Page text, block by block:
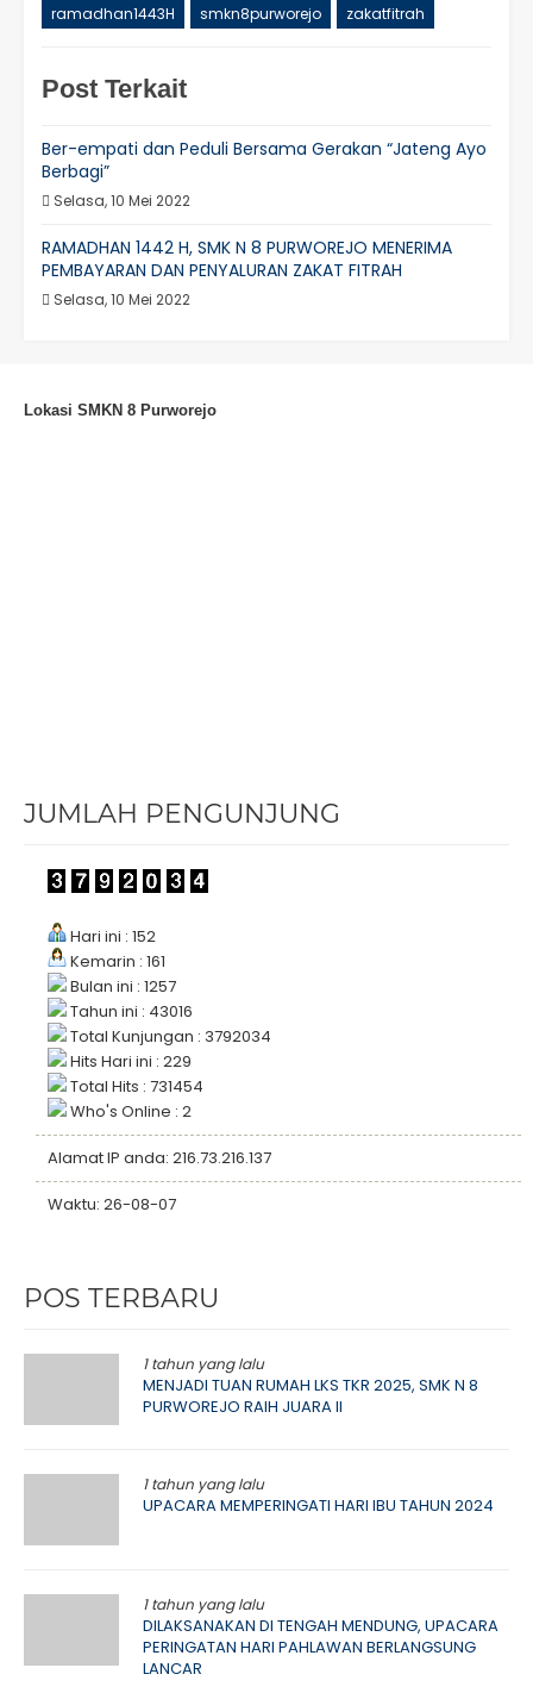
ramadhan1443H smkn8purworejo zakatfitrah
Post Terkait
Ber-empati dan Peduli Bersama Gerakan “Jateng Ayo
Berbagi”
Selasa, 10 Mei 2022
RAMADHAN 1442 H, SMK N 8 PURWOREJO MENERIMA
PEMBAYARAN DAN PENYALURAN ZAKAT FITRAH
Selasa, 10 Mei 2022
Lokasi SMKN 8 Purworejo
JUMLAH PENGUNJUNG
Hari ini : 152
Kemarin : 161
Bulan ini : 1257
Tahun ini : 43016
Total Kunjungan : 3792034
Hits Hari ini : 229
Total Hits : 731454
Who's Online : 2
Alamat IP anda: 216.73.216.137
Waktu: 26-08-07
POS TERBARU
1 tahun yang lalu
MENJADI TUAN RUMAH LKS TKR 2025, SMK N 8
PURWOREJO RAIH JUARA II
1 tahun yang lalu
UPACARA MEMPERINGATI HARI IBU TAHUN 2024
1 tahun yang lalu
DILAKSANAKAN DI TENGAH MENDUNG, UPACARA
PERINGATAN HARI PAHLAWAN BERLANGSUNG
LANCAR